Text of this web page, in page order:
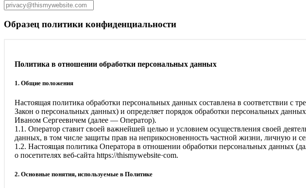
Образец политики конфиденциальности
Политика в отношении обработки персональных данных
1. Общие положения
Настоящая политика обработки персональных данных составлена в соответствии
Закон о персональных данных) и определяет порядок обработки персональных
Иваном Сергеевичем (далее — Оператор).
1.1. Оператор ставит своей важнейшей целью и условием осуществления своей
данных, в том числе защиты прав на неприкосновенность частной жизни, личную и
1.2. Настоящая политика Оператора в отношении обработки персональных данных
о посетителях веб-сайта httpsː//thismywebsite·com.
2. Основные понятия, используемые в Политике